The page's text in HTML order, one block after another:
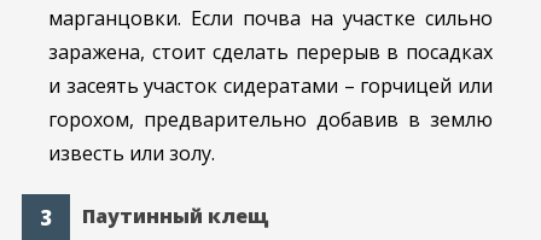
марганцовки. Если почва на участке сильно
заражена, стоит сделать перерыв в посадках
и засеять участок сидератами – горчицей или
горохом, предварительно добавив в землю
известь или золу.
Паутинный клещ